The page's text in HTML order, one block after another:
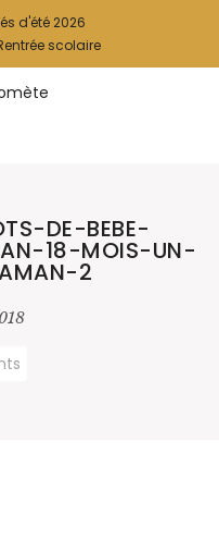
d'été 2026
scolaire
DE-BEBE-
18-MOIS-UN-
2